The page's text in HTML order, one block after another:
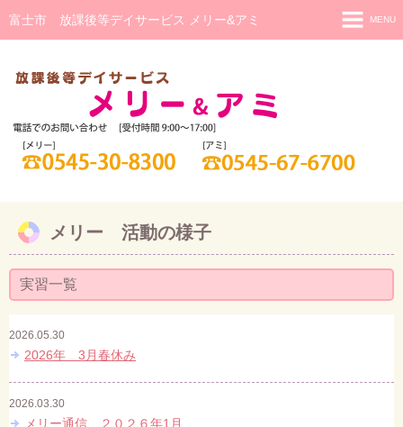
富士市 放課後等デイサービス メリー&アミ MENU
メリー 活動の様子
アミ(重症心身障害児)
アミ 活動の様子
研修・相談
ご利用までの流れ
スタッフ紹介
メリー 活動の様子
実習一覧
2026.05.30
2026年 3月春休み
2026.03.30
メリー通信 ２０２６年1月